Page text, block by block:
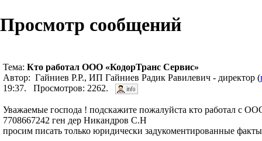
Просмотр сообщений
Тема: Кто работал ООО «КодорТранс Сервис»
Автор: Гайниев Р.Р., ИП Гайниев Радик Равилевич - директор (
19:37. Просмотров: 2262.
Уважаемые господа ! подскажите пожалуйста кто работал с
7708667242 ген дер Никандров С.Н
просим писать только юридически задукоментированные